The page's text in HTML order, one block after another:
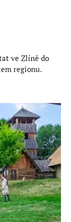
ve Zlíně do
regionu.